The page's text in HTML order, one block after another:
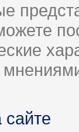
сайте